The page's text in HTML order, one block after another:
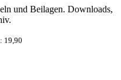
und Beilagen. Downloads,
19,90